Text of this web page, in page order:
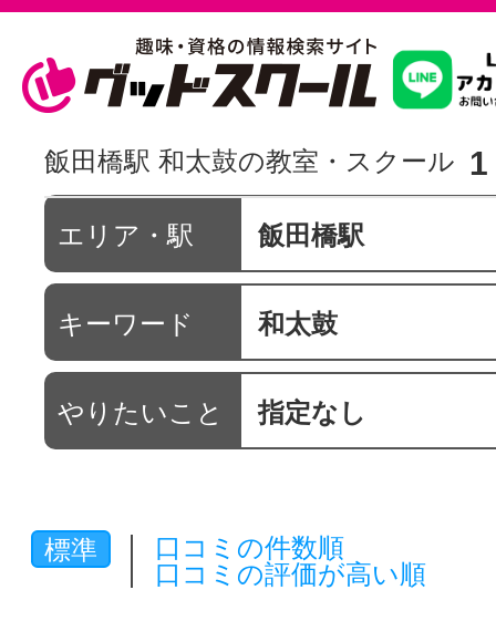
習いたいこ
スクールを
駅・路線か
通信講座を
体験レッス
飯田橋駅 和太鼓の教室・スクール 1
エリア・駅 飯田橋駅
キーワード 和太鼓
やりたいこと 指定なし
標準
口コミの件数順
口コミの評価が高い順